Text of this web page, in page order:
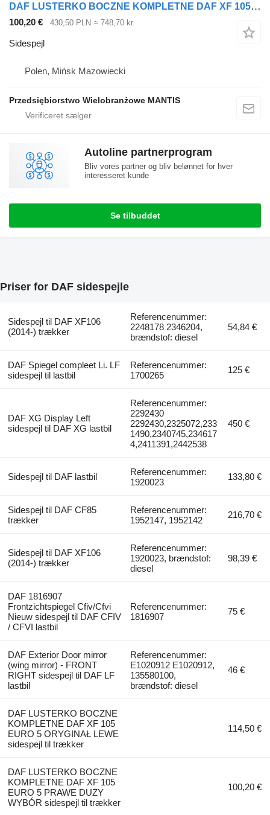
DAF LUSTERKO BOCZNE KOMPLETNE DAF XF 105 EURO 5 PRAWE DUŻY WYBÓR sidespejl til trækker
100,20 € 430,50 PLN ≈ 748,70 kr.
Sidespejl
Polen, Mińsk Mazowiecki
Przedsiębiorstwo Wielobranżowe MANTIS
Autoline partnerprogram
Bliv vores partner og bliv belønnet for hver
interesseret kunde
Se tilbuddet
Priser for DAF sidespejle
Sidespejl til DAF XF106
(2014-) trækker
Referencenummer:
2248178 2346204,
brændstof: diesel
54,84 €
DAF Spiegel compleet Li. LF
sidespejl til lastbil
Referencenummer:
1700265
125 €
DAF XG Display Left
sidespejl til DAF XG lastbil
Referencenummer:
2292430
2292430,2325072,233
1490,2340745,234617
4,2411391,2442538
450 €
Sidespejl til DAF lastbil
Referencenummer:
1920023
133,80 €
Sidespejl til DAF CF85
trækker
Referencenummer:
1952147, 1952142
216,70 €
Sidespejl til DAF XF106
(2014-) trækker
Referencenummer:
1920023, brændstof:
diesel
98,39 €
DAF 1816907
Frontzichtspiegel Cfiv/Cfvi
Nieuw sidespejl til DAF CFIV
/ CFVI lastbil
Referencenummer:
1816907
75 €
DAF Exterior Door mirror
(wing mirror) - FRONT
RIGHT sidespejl til DAF LF
lastbil
Referencenummer:
E1020912 E1020912,
135580100,
brændstof: diesel
46 €
DAF LUSTERKO BOCZNE
KOMPLETNE DAF XF 105
EURO 5 ORYGINAŁ LEWE
sidespejl til trækker
114,50 €
DAF LUSTERKO BOCZNE
KOMPLETNE DAF XF 105
EURO 5 PRAWE DUŻY
WYBÓR sidespejl til trækker
100,20 €